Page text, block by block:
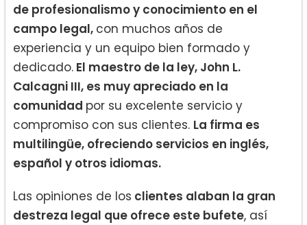
de profesionalismo y conocimiento en el
campo legal, con muchos años de
experiencia y un equipo bien formado y
dedicado. El maestro de la ley, John L.
Calcagni III, es muy apreciado en la
comunidad por su excelente servicio y
compromiso con sus clientes. La firma es
multilingüe, ofreciendo servicios en inglés,
español y otros idiomas.
Las opiniones de los clientes alaban la gran
destreza legal que ofrece este bufete, así